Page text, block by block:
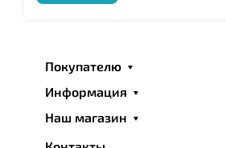
Покупателю
Информация
Наш магазин